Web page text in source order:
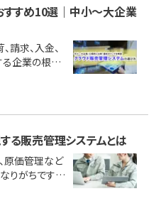
るリスクすら
の基本から
、そして
ツールの選
イントを整理
少しでも不
覧く
すすめ10選｜中小〜大企業
請求、入金、
企業の根幹
管理が主流で
クラウド型の
。 本記事で
の導入効果を
企業の三層に
に合った特長
選定ポイント
る販売管理システムとは
原価管理など
がちです。
？ 本記事で